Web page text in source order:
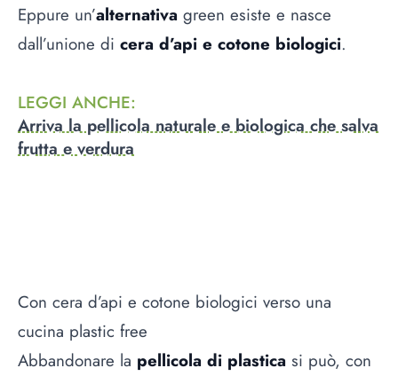
Eppure un’alternativa green esiste e nasce
dall’unione di cera d’api e cotone biologici.
LEGGI ANCHE:
Arriva la pellicola naturale e biologica che salva
frutta e verdura
Con cera d’api e cotone biologici verso una
cucina plastic free
Abbandonare la pellicola di plastica si può, con